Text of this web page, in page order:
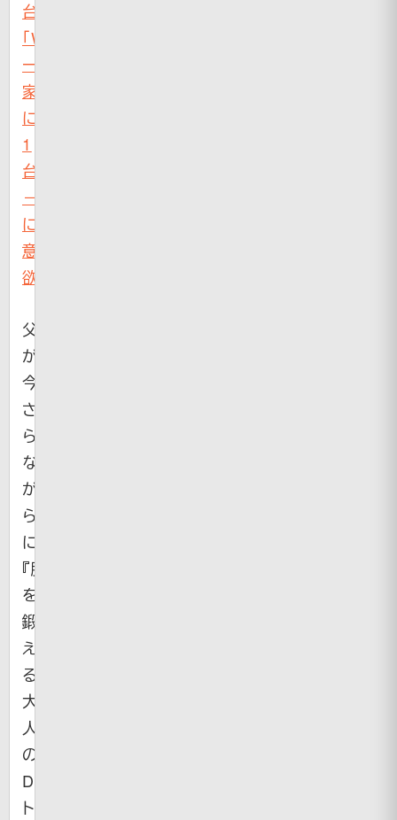
台、
「Wii」
一
家
に
1
台
－
に
意
欲
父
が
今
さ
ら
な
が
ら
に
『脳
を
鍛
え
る
大
人
の
DS
ト